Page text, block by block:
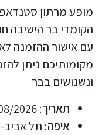
מופע מרתון
הקומדי בר הישיבה
עם אישור ההזמנה
מקומותיכם ניתן
ונשנושים בבר
תאריך: 14/08/2026 - 18/09/2026
איפה: תל אביב-